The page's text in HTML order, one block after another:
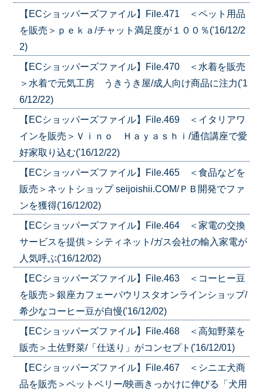
【ECショッパーズファイル】File.471 ＜ペット用品
を販売＞ｐｅｋａ/チャット満足度が１００％('16/12/2
2)
【ECショッパーズファイル】File.470 ＜水着を販売
＞水着で元気工房 うきうき屋/成人向け商品に注力('1
6/12/22)
【ECショッパーズファイル】File.469 ＜イタリアワ
インを販売＞Ｖｉｎｏ Ｈａｙａｓｈｉ/通信講座で愛
好家取り込む('16/12/22)
【ECショッパーズファイル】File.465 ＜食品などを
販売＞ネットショップ seijoishii.COM/ＰＢ開発でファ
ンを獲得('16/12/02)
【ECショッパーズファイル】File.464 ＜家電の交換
サービスを提供＞シティネット/ガス会社の輸入家電が
人気呼ぶ('16/12/02)
【ECショッパーズファイル】File.463 ＜コーヒー豆
を販売＞銀座カフェーパウリスタオンラインショップ/
希少なコーヒー豆が自慢('16/12/02)
【ECショッパーズファイル】File.468 ＜高知野菜を
販売＞土佐野菜/「仕送り」がコンセプト('16/12/01)
【ECショッパーズファイル】File.467 ＜シニエ犬商
品を販売＞ペットベリー/映画きっかけに伸びる「犬用